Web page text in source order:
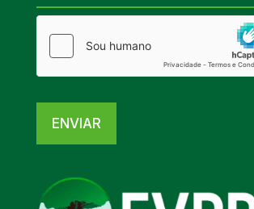
ENVIAR